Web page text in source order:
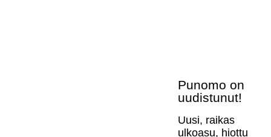
Punomo on
uudistunut!
Uusi, raikas
ulkoasu, hiottu